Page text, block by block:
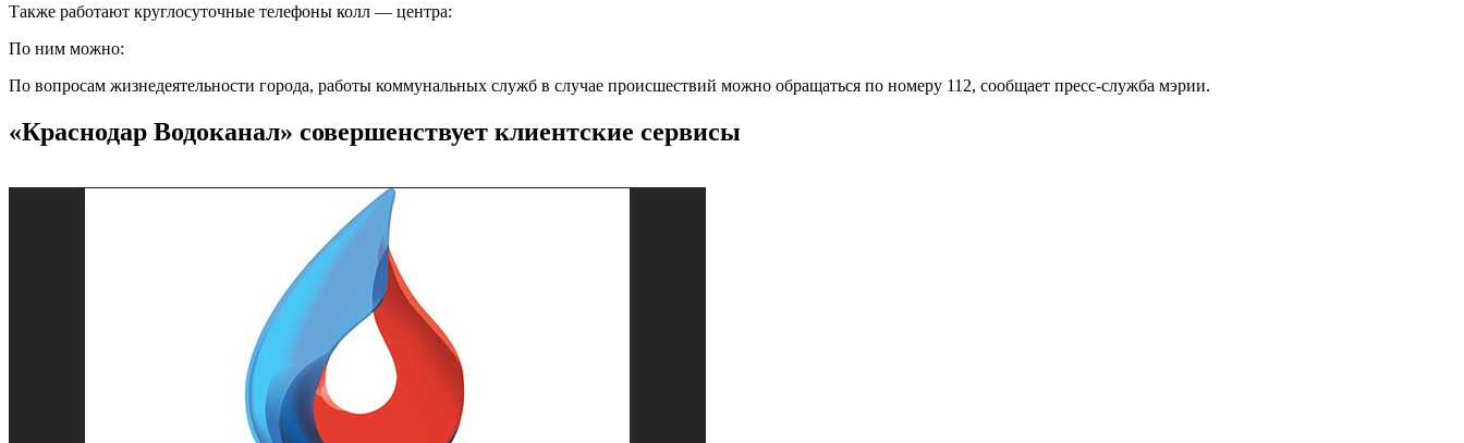
Также работают круглосуточные телефоны колл — центра:
По ним можно:
По вопросам жизнедеятельности города, работы коммунальных служб в случае происшествий можно обращаться по номеру 112, сообщает пресс-служба мэрии.
«Краснодар Водоканал» совершенствует клиентские сервисы